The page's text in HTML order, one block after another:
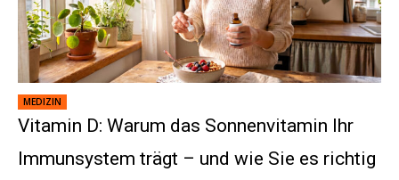
MEDIZIN
Vitamin D: Warum das Sonnenvitamin Ihr
Immunsystem trägt – und wie Sie es richtig